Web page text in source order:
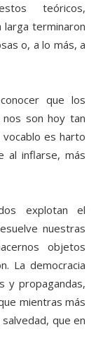
teóricos,
larga terminaron
o, a lo más, a
que los
son hoy tan
es harto
al inflarse, más
explotan el
nuestras
objetos
La democracia
y propagandas,
mientras más
que en